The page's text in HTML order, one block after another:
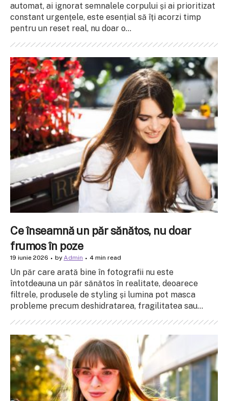
automat, ai ignorat semnalele corpului și ai prioritizat
constant urgențele, este esențial să îți acorzi timp
pentru un reset real, nu doar o...
Ce înseamnă un păr sănătos, nu doar
frumos în poze
19 iunie 2026 by Admin 4 min read
Un păr care arată bine în fotografii nu este
întotdeauna un păr sănătos în realitate, deoarece
filtrele, produsele de styling și lumina pot masca
probleme precum deshidratarea, fragilitatea sau...